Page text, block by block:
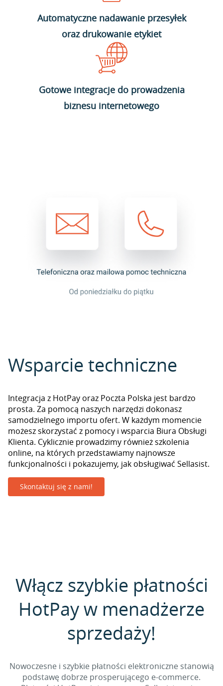
Automatyczne nadawanie przesyłek
oraz drukowanie etykiet
Gotowe integracje do prowadzenia
biznesu internetowego
Wsparcie techniczne
Integracja z HotPay oraz Poczta Polska jest bardzo
prosta. Za pomocą naszych narzędzi dokonasz
samodzielnego importu ofert. W każdym momencie
możesz skorzystać z pomocy i wsparcia Biura Obsługi
Klienta. Cyklicznie prowadzimy również szkolenia
online, na których przedstawiamy najnowsze
funkcjonalności i pokazujemy, jak obsługiwać Sellasist.
Skontaktuj się z nami!
Włącz szybkie płatności
HotPay w menadżerze
sprzedaży!
Nowoczesne i szybkie płatności elektroniczne stanowią
podstawę dobrze prosperującego e-commerce.